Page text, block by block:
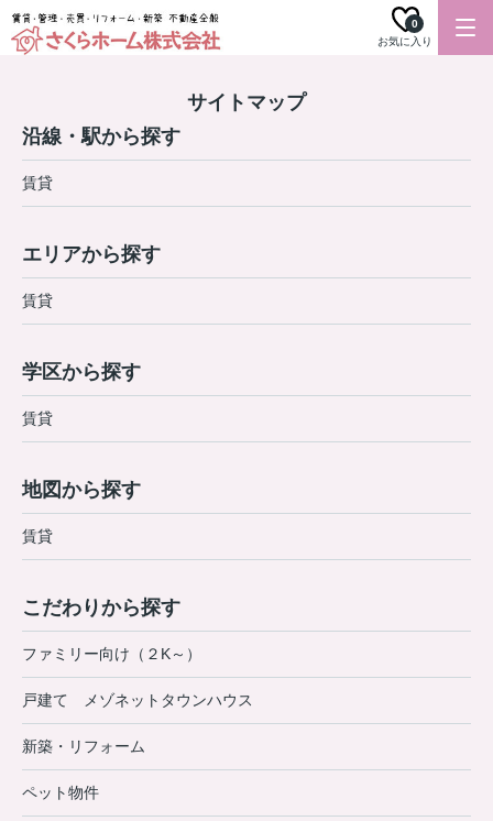
お気に入り
0
サイトマップ
沿線・駅から探す
賃貸
エリアから探す
賃貸
学区から探す
賃貸
地図から探す
賃貸
こだわりから探す
ファミリー向け（２K～）
戸建て メゾネットタウンハウス
新築・リフォーム
ペット物件